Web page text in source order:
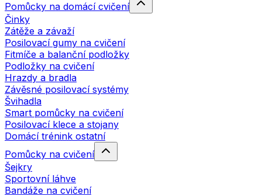
Pomůcky na domácí cvičení
Činky
Zátěže a závaží
Posilovací gumy na cvičení
Fitmíče a balanční podložky
Podložky na cvičení
Hrazdy a bradla
Závěsné posilovací systémy
Švihadla
Smart pomůcky na cvičení
Posilovací klece a stojany
Domácí trénink ostatní
Pomůcky na cvičení
Šejkry
Sportovní láhve
Bandáže na cvičení